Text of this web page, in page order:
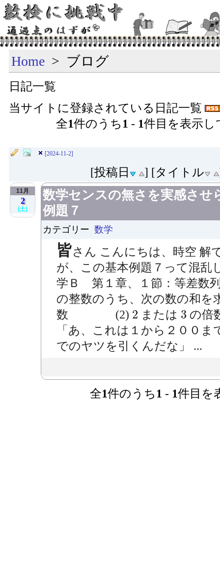
Home > ブログ
日記一覧
当サイトに登録されている日記一覧
全1件のうち 1 - 1件目を表示し
[2024-11-2]
[投稿日 ] [タイトル
11月
2
(土)
数学センスの無さを実感させ
例題７
カテゴリー 数学
皆さん こんにちは、時空 解
が、この基本例題７って混
学Ｂ 第１章、１節：等差数
の整数のうち、次の数の和を
数 (2) 2
2 または 3
3 の倍
「あ、これは１から２００
でのヤツを引くんだな」 ...
全1件のうち 1 - 1件目を